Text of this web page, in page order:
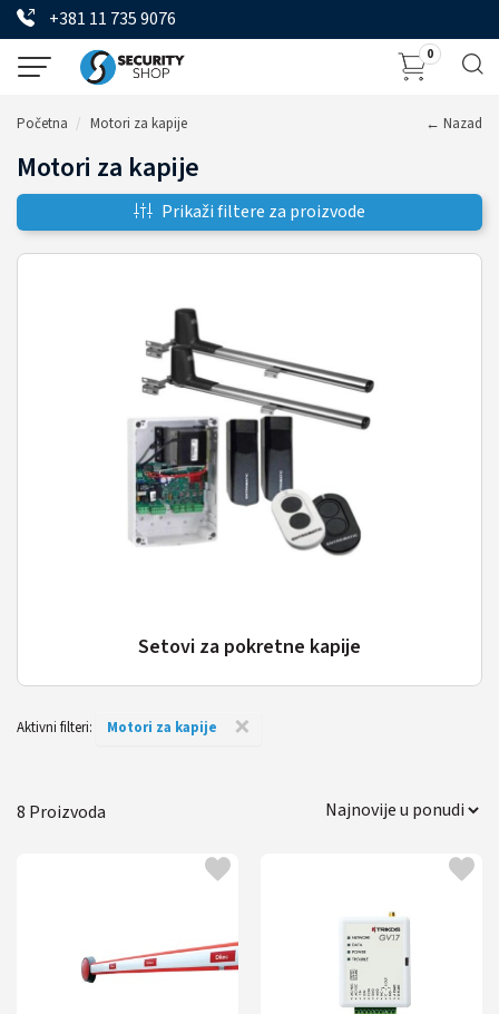
+381 11 735 9076
0
Početna Motori za kapije ← Nazad
Motori za kapije
Prikaži filtere za proizvode
Setovi za pokretne kapije
Aktivni filteri: ×
Motori za kapije
8